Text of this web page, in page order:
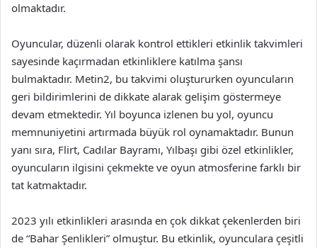
olmaktadır.
Oyuncular, düzenli olarak kontrol ettikleri etkinlik takvimleri
sayesinde kaçırmadan etkinliklere katılma şansı
bulmaktadır. Metin2, bu takvimi oluştururken oyuncuların
geri bildirimlerini de dikkate alarak gelişim göstermeye
devam etmektedir. Yıl boyunca izlenen bu yol, oyuncu
memnuniyetini artırmada büyük rol oynamaktadır. Bunun
yanı sıra, Flirt, Cadılar Bayramı, Yılbaşı gibi özel etkinlikler,
oyuncuların ilgisini çekmekte ve oyun atmosferine farklı bir
tat katmaktadır.
2023 yılı etkinlikleri arasında en çok dikkat çekenlerden biri
de “Bahar Şenlikleri” olmuştur. Bu etkinlik, oyunculara çeşitli